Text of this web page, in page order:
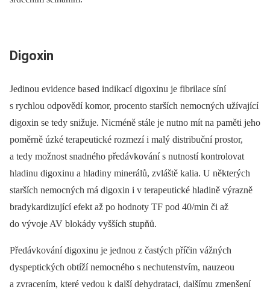
Digoxin
Jedinou evidence based indikací digoxinu je fibrilace síní
s rychlou odpovědí komor, procento starších nemocných užívající
digoxin se tedy snižuje. Nicméně stále je nutno mít na paměti jeho
poměrně úzké terapeutické rozmezí i malý distribuční prostor,
a tedy možnost snadného předávkování s nutností kontrolovat
hladinu digoxinu a hladiny minerálů, zvláště kalia. U některých
starších nemocných má digoxin i v terapeutické hladině výrazně
bradykardizující efekt až po hodnoty TF pod 40/min či až
do vývoje AV blokády vyšších stupňů.
Předávkování digoxinu je jednou z častých příčin vážných
dyspeptických obtíží nemocného s nechutenstvím, nauzeou
a zvracením, které vedou k další dehydrataci, dalšímu zmenšení